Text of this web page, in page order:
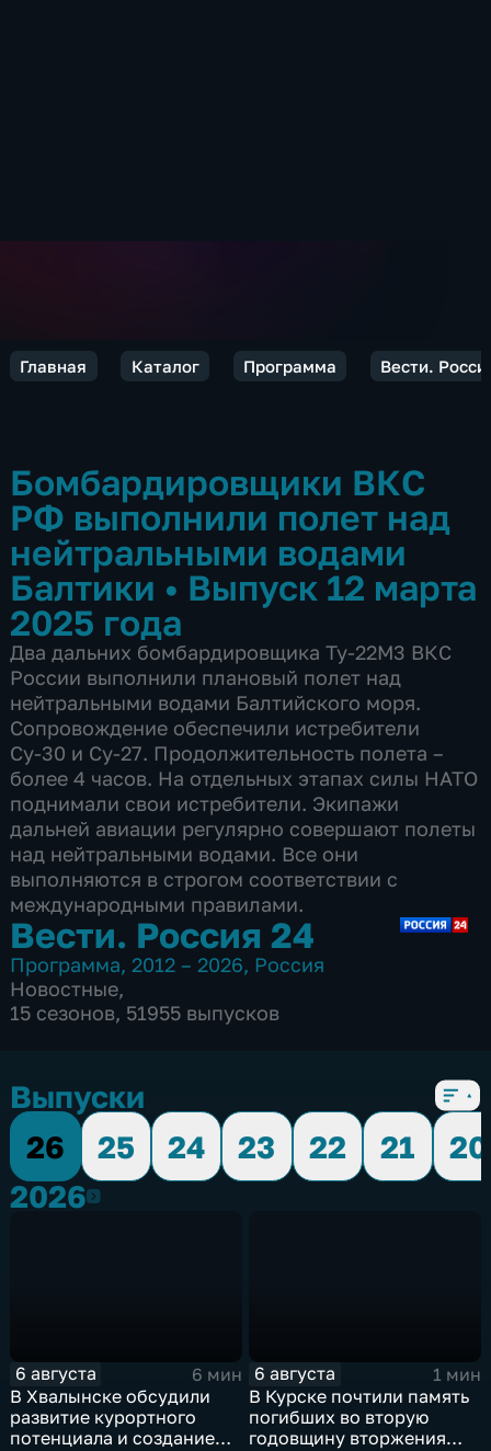
Главная Каталог Программа Вести.
Бомбардировщики ВКС
РФ выполнили полет над
нейтральными водами
Балтики • Выпуск 12 марта
2025 года
Два дальних бомбардировщика Ту-22М3 ВКС
России выполнили плановый полет над
нейтральными водами Балтийского моря.
Сопровождение обеспечили истребители
Су-30 и Су-27. Продолжительность полета –
более 4 часов. На отдельных этапах силы НАТО
поднимали свои истребители. Экипажи
дальней авиации регулярно совершают полеты
над нейтральными водами. Все они
выполняются в строгом соответствии с
международными правилами.
Вести. Россия 24
Программа, 2012 – 2026, Россия
Новостные,
15 сезонов, 51955 выпусков
Выпуски
26
25 24 23 22 21
20
20262026
6 августа
6 мин
В Хвалынске обсудили
развитие курортного
потенциала и создание
6 августа
1 мин
В Курске почтили память
погибших во вторую
годовщину вторжения